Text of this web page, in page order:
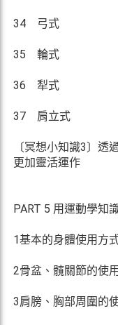
34 弓式
35 輪式
36 犁式
37 肩立式
〔冥想小知識3〕透
更加靈活運作
PART 5 用運動學知
1基本的身體使用方
2骨盆、髖關節的使
3肩膀、胸部周圍的